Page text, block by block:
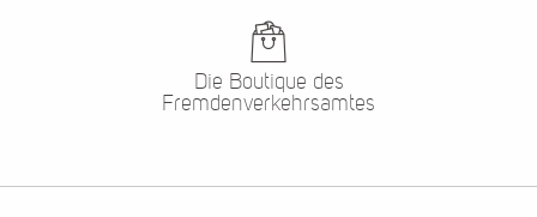
Die Boutique des
Fremdenverkehrsamtes